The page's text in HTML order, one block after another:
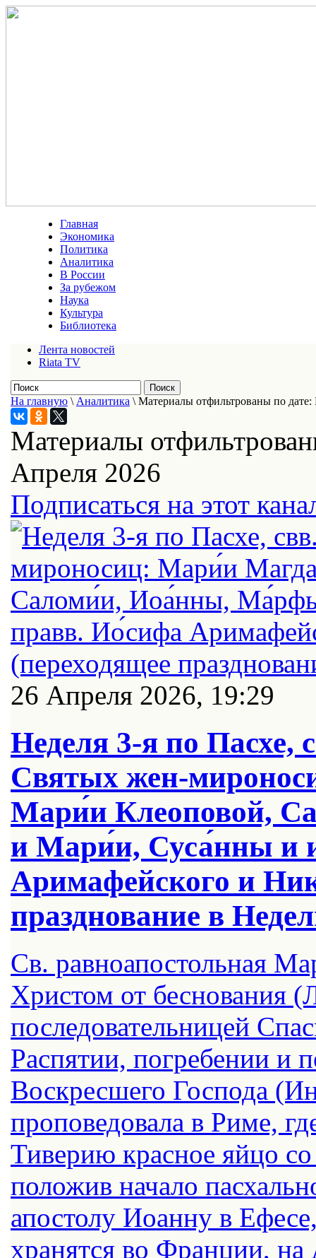
Главная
Экономика
Политика
Аналитика
В России
За рубежом
Наука
Культура
Библиотека
Лента новостей
Riata TV
На главную \ Аналитика \ Материалы отфильтрованы по дате:
Материалы
Апреля 2026
Подписаться на этот
26 Апреля 2026, 19:29
Неделя 3-я по Пасхе,
Святых жен-
Мари́и Клеоповой,
и Мари́и, Суса́нны и
Аримафейского и
празднование в
Св. равноапостольная
Христом от беснования
последовательницей
Распятии, погребении и
Воскресшего Господа
проповедовала в Риме,
Тиверию красное яйцо
положив начало
апостолу Иоанну в
хранятся во Франции,